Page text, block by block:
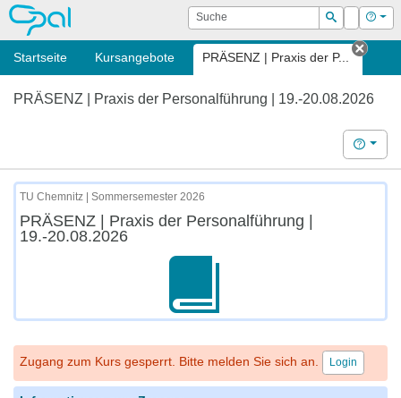
OPAL Suche
Suchen
Login Hilfe
Startseite Kursangebote PRÄSENZ | Praxis der P...
Tab
PRÄSENZ | Praxis der Personalführung | 19.-20.08.2026
Hilfe
TU Chemnitz | Sommersemester 2026
PRÄSENZ | Praxis der Personalführung |
19.-20.08.2026
Zugang zum Kurs gesperrt. Bitte melden Sie sich an. Login